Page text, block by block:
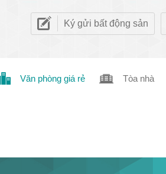
Ký gửi bất động sản
Văn phòng giá rẻ Tòa nhà